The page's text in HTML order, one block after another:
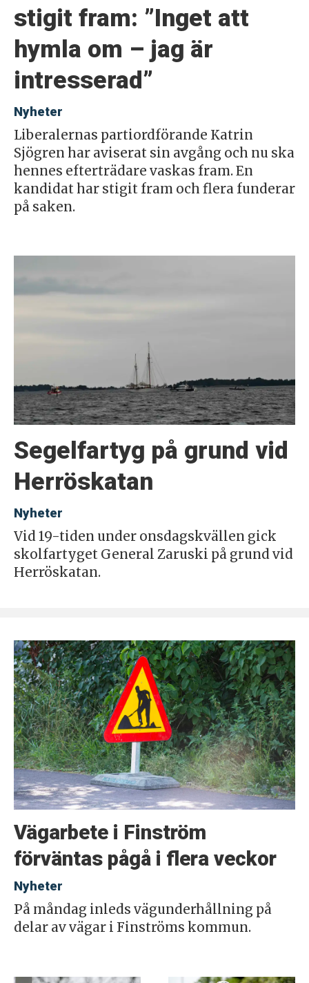
stigit fram: ”Inget att
hymla om – jag är
intresserad”
Nyheter
Liberalernas partiordförande Katrin
Sjögren har aviserat sin avgång och nu ska
hennes efterträdare vaskas fram. En
kandidat har stigit fram och flera funderar
på saken.
Segelfartyg på grund vid
Herröskatan
Nyheter
Vid 19-tiden under onsdagskvällen gick
skolfartyget General Zaruski på grund vid
Herröskatan.
Vägarbete i Finström
förväntas pågå i flera veckor
Nyheter
På måndag inleds vägunderhållning på
delar av vägar i Finströms kommun.